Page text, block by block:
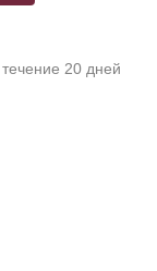
20 дней